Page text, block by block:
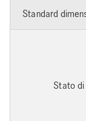
Standard
Stato di